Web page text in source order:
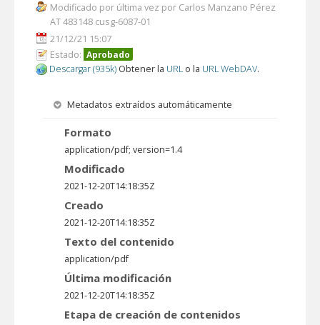
Modificado por última vez por Carlos Manzano Pérez
AT 483148 cusg-6087-01
21/12/21 15:07
Estado: Aprobado
Descargar (935k) Obtener la URL o la URL WebDAV.
Metadatos extraídos automáticamente
Formato
application/pdf; version=1.4
Modificado
2021-12-20T14:18:35Z
Creado
2021-12-20T14:18:35Z
Texto del contenido
application/pdf
Última modificación
2021-12-20T14:18:35Z
Etapa de creación de contenidos